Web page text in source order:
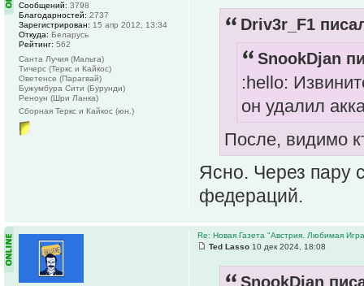
Driv3r_F1
SnookDjan
:hello:
он удалил
После, видимо
Ясно. Через пару
федераций.
Сообщений: 3798
Благодарностей: 2737
Зарегистрирован: 15 апр 2012, 13:34
Откуда: Беларусь
Рейтинг: 562
Санта Лучия (Мальта)
Тичерс (Теркс и Кайкос)
Оветенсе (Парагвай)
Бужумбура Сити (Бурунди)
Реноун (Шри Ланка)
Сборная Теркс и Кайкос (юн.)
Re: Новая Газета "Австрия. Любимая
Ted Lasso 10 дек 2024, 18:08
SnookDjan